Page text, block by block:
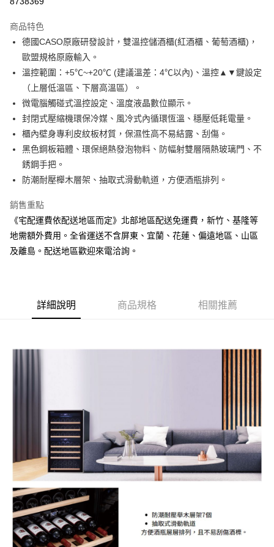
街口支付
悠遊付
Google Pay
全盈+PAY
AFTEE先享後付
相關說明
【關於「AFTEE先享後付」】
AFTEE先享後付是「在收到商品之後才付款」的支付方式。 讓您購物簡單
便利好安心！
２．便利：只要手機號碼，簡訊認證，即可結帳。
【「AFTEE先享後付」結帳流程】
１．於結帳方式選擇「AFTEE先享後付」後，將跳轉至「AFTEE先享後付」
結帳頁面，進行簡訊認證並確認金額後，即可完成結帳。
※ 請注意：結帳手續完成當下不需立刻繳費，但若您需要取消訂單，請聯絡
https://netprotections.freshdesk.com/support/home
１．透過由恩沛科技股份有限公司提供之「AFTEE先享後付」服務完成之交
易，需依本服務之必要範圍內提供個人資料，並將交易相關給付款項請求債
權轉讓予恩沛科技股份有限公司。
２．關於個人資料處理事宜，請瀏覽以下網址：
https://aftee.tw/terms/#terms3
３．未成年的使用者請事先徵得法定代理人或監護人之同意方可使用
「AFTEE先享後付」，若未經同意申辦者引起之損失，本公司不負相關責
任。
４．使用「AFTEE先享後付」時，將依據個別帳號之用戶狀況，依本公司即
時審查核予不同之上限額度；若仍有額度不足之情形，本公司將視審查結果
請求用戶進行身份認證。
５．嚴禁一人註冊多個帳號或使用他人資訊註冊。若發現惡意使用之情形，
恩沛科技股份有限公司將有權停止該用戶之使用額度並採取法律行動。
ATM付款
本島宅配
每筆NT$150，滿NT$2,000(含以上)免運費
宅配（運費依配送地區而定，將有專人與您聯繫）
商品特色
德國CASO原廠研發設計，雙溫控儲酒櫃(紅酒櫃、葡萄酒櫃)，
歐盟規格原廠輸入。
溫控範圍：+5℃~+20℃ (建議溫差：4℃以內)、溫控▲▼鍵設定
（上層低溫區、下層高溫區）。
微電腦觸碰式溫控設定、溫度液晶數位顯示。
封閉式壓縮機環保冷媒、風冷式內循環恆溫、穩壓低耗電量。
櫃內壁身專利皮紋板材質，保濕性高不易結露、刮傷。
黑色鋼板箱體、環保絕熱發泡物料、防幅射雙層隔熱玻璃門、不
銹鋼手把。
防潮耐壓櫸木層架、抽取式滑動軌道，方便酒瓶排列。
銷售重點
《宅配運費依配送地區而定》北部地區配送免運費，新竹、基隆等
地需額外費用。全省運送不含屏東、宜蘭、花蓮、偏遠地區、山區
及離島。配送地區歡迎來電洽詢。
詳細說明 商品規格 相關推薦